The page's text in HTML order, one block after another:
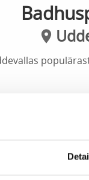
åldrar och
som det
som
intill